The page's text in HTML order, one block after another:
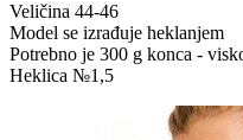
Veličina 44-46
Model se izrađuje heklanjem
Potrebno je 300 g konca -
Heklica №1,5